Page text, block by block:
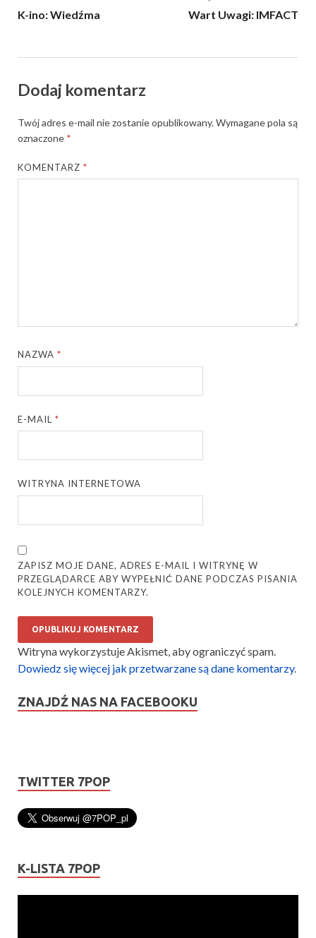
K-ino: Wiedźma Wart Uwagi: IMFACT
Dodaj komentarz
Twój adres e-mail nie zostanie opublikowany.Wymagane pola są
oznaczone *
KOMENTARZ*
NAZWA*
E-MAIL*
WITRYNA INTERNETOWA
ZAPISZ MOJE DANE, ADRES E-MAIL I WITRYNĘ W
PRZEGLĄDARCE ABY WYPEŁNIĆ DANE PODCZAS PISANIA
KOLEJNYCH KOMENTARZY.
Witryna wykorzystuje Akismet, aby ograniczyć spam.
Dowiedz się więcej jak przetwarzane są dane komentarzy.
ZNAJDŹ NAS NA FACEBOOKU
TWITTER 7POP
K-LISTA 7POP